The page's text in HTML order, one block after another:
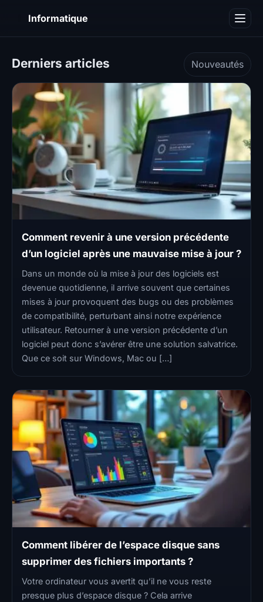
Informatique
Blog
Derniers articles Nouveautés
Comment revenir à une version précédente
d’un logiciel après une mauvaise mise à jour ?
Dans un monde où la mise à jour des logiciels est
devenue quotidienne, il arrive souvent que certaines
mises à jour provoquent des bugs ou des problèmes
de compatibilité, perturbant ainsi notre expérience
utilisateur. Retourner à une version précédente d’un
logiciel peut donc s’avérer être une solution salvatrice.
Que ce soit sur Windows, Mac ou […]
Comment libérer de l’espace disque sans
supprimer des fichiers importants ?
Votre ordinateur vous avertit qu’il ne vous reste
presque plus d’espace disque ? Cela arrive